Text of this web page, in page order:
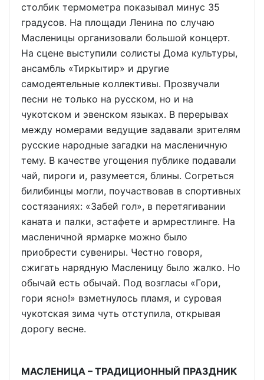
столбик термометра показывал минус 35
градусов. На площади Ленина по случаю
Масленицы организовали большой концерт.
На сцене выступили солисты Дома культуры,
ансамбль «Тиркытир» и другие
самодеятельные коллективы. Прозвучали
песни не только на русском, но и на
чукотском и эвенском языках. В перерывах
между номерами ведущие задавали зрителям
русские народные загадки на масленичную
тему. В качестве угощения публике подавали
чай, пироги и, разумеется, блины. Согреться
билибинцы могли, поучаствовав в спортивных
состязаниях: «Забей гол», в перетягивании
каната и палки, эстафете и армрестлинге. На
масленичной ярмарке можно было
приобрести сувениры. Честно говоря,
сжигать нарядную Масленицу было жалко. Но
обычай есть обычай. Под возгласы «Гори,
гори ясно!» взметнулось пламя, и суровая
чукотская зима чуть отступила, открывая
дорогу весне.
МАСЛЕНИЦА – ТРАДИЦИОННЫЙ ПРАЗДНИК